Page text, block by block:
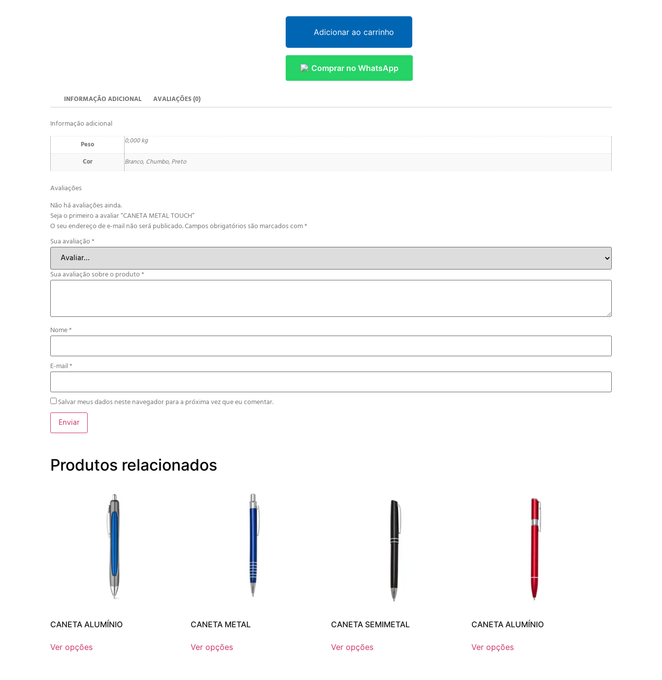
Adicionar ao carrinho
Comprar no WhatsApp
INFORMAÇÃO ADICIONAL AVALIAÇÕES (0)
Informação adicional
Peso 0,000 kg
Cor Branco, Chumbo, Preto
Avaliações
Não há avaliações ainda.
Seja o primeiro a avaliar “CANETA METAL TOUCH”
O seu endereço de e-mail não será publicado.Campos obrigatórios são marcados com*
Sua avaliação*
Sua avaliação sobre o produto*
Nome*
E-mail*
Salvar meus dados neste navegador para a próxima vez que eu comentar.
Produtos relacionados
CANETA ALUMÍNIO
Ver opções
CANETA METAL
Ver opções
CANETA SEMIMETAL
Ver opções
CANETA ALUMÍNIO
Ver opções